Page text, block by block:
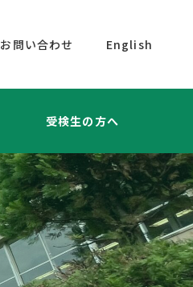
受検生の方へ
お問い合わせ English